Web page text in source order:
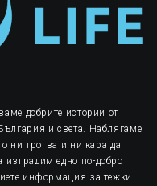
добрите истории от
и света. Наблягаме
ни трогва и ни кара да
едно по-добро
информация за тежки